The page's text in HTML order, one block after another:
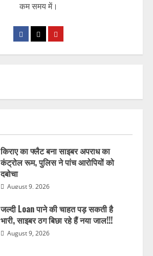
कम समय में।
किराए का फ्लैट बना साइबर अपराध का
कंट्रोल रूम, पुलिस ने पांच आरोपियों को
दबोचा
August 9, 2026
जल्दी Loan पाने की चाहत पड़ सकती है
भारी, साइबर ठग बिछा रहे हैं नया जाल!!!
August 9, 2026